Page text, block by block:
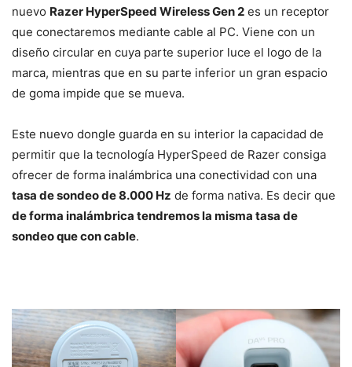
nuevo Razer HyperSpeed Wireless Gen 2 es un receptor
que conectaremos mediante cable al PC. Viene con un
diseño circular en cuya parte superior luce el logo de la
marca, mientras que en su parte inferior un gran espacio
de goma impide que se mueva.
Este nuevo dongle guarda en su interior la capacidad de
permitir que la tecnología HyperSpeed de Razer consiga
ofrecer de forma inalámbrica una conectividad con una
tasa de sondeo de 8.000 Hz de forma nativa. Es decir que
de forma inalámbrica tendremos la misma tasa de
sondeo que con cable.